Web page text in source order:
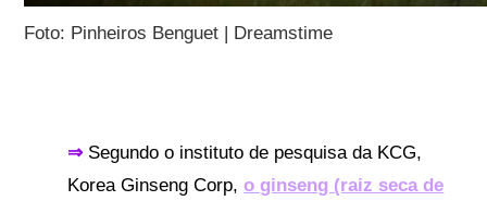
Foto: Pinheiros Benguet | Dreamstime
⇒ Segundo o instituto de pesquisa da KCG,
Korea Ginseng Corp, o ginseng (raiz seca de